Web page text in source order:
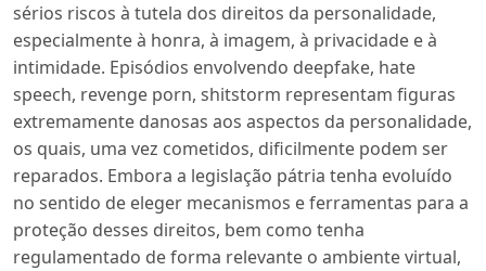
sérios riscos à tutela dos direitos da personalidade,
especialmente à honra, à imagem, à privacidade e à
intimidade. Episódios envolvendo deepfake, hate
speech, revenge porn, shitstorm representam figuras
extremamente danosas aos aspectos da personalidade,
os quais, uma vez cometidos, dificilmente podem ser
reparados. Embora a legislação pátria tenha evoluído
no sentido de eleger mecanismos e ferramentas para a
proteção desses direitos, bem como tenha
regulamentado de forma relevante o ambiente virtual,